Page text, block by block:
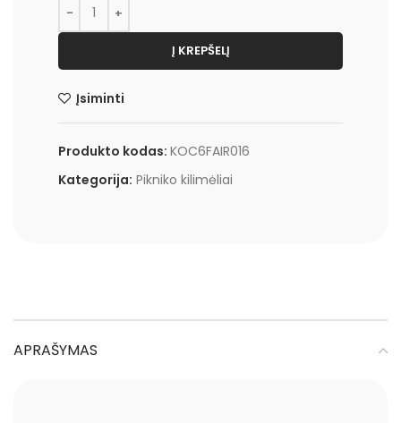
Į KREPŠELĮ
Įsiminti
Produkto kodas: KOC6FAIR016
Kategorija: Pikniko kilimėliai
APRAŠYMAS